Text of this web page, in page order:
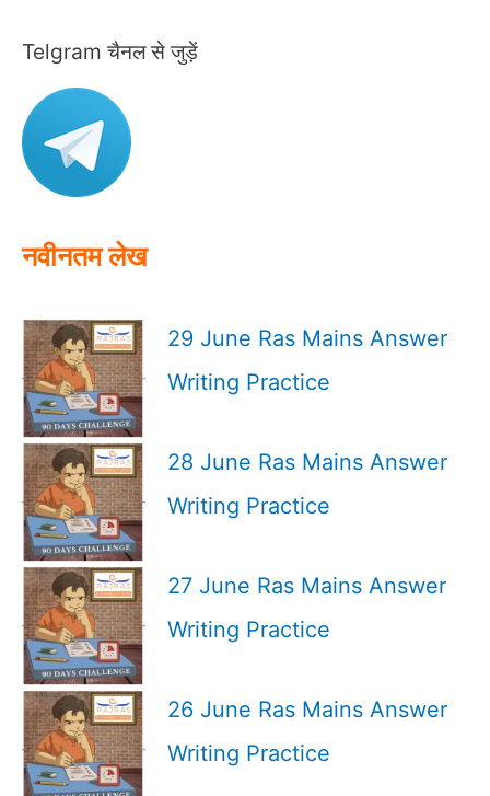
r
f
o
Telgram चैनल से जुड़ें
नवीनतम लेख
29 June Ras Mains Answer
Writing Practice
28 June Ras Mains Answer
Writing Practice
27 June Ras Mains Answer
Writing Practice
26 June Ras Mains Answer
Writing Practice